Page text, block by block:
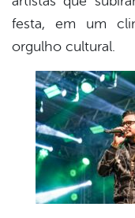
festa, em um
orgulho cultural.